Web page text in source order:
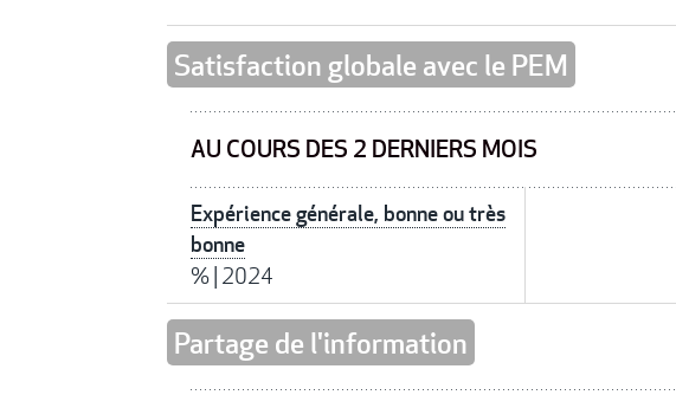
Satisfaction globale avec le PEM
AU COURS DES 2 DERNIERS MOIS
Expérience générale, bonne ou très
bonne
%| 2024
Partage de l'information